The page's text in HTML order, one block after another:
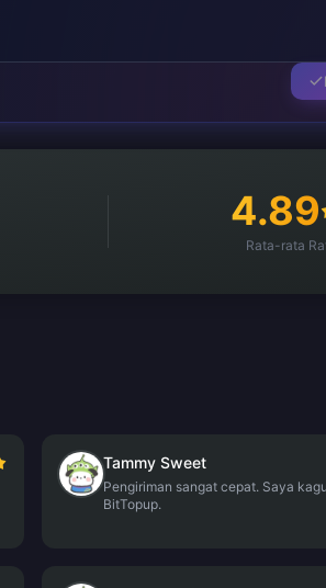
4.89
Rata-rata
Tammy Sweet
Pengiriman sangat cepat. Saya
BitTopup.